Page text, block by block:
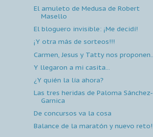
El amuleto de Medusa de Robert
Masello
El bloguero invisible: ¡Me decidí!
¡Y otra más de sorteos!!!
Carmen, Jesus y Tatty nos proponen...
Y llegaron a mi casita...
¿Y quién la lía ahora?
Las tres heridas de Paloma Sánchez-
Garnica
De concursos va la cosa
Balance de la maratón y nuevo reto!